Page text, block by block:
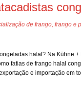
de frango, frango e
halal? Na Kühne
fatias de frango halal
e importação em